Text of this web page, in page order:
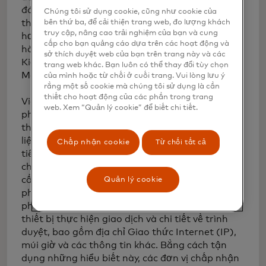
đáng kể mà thanh toán liền mạch mang lại
thông qua tỷ lệ yêu cầu xác thực bổ sung thấp
hơn khi cả đơn vị chấp nhận thẻ, tổ chức phát
hành và Access Control Server (ACS - Máy chủ
Kiểm soát Truy cập) của họ đều hỗ trợ EMV 3DS
Method URL.
Việc sử dụng URL Phương thức EMV 3DS cho
phép ACS cung cấp cho các đơn vị chấp nhận
thẻ một đoạn mã để thu thập một tập hợp dữ
liệu phong phú hơn so với các chi tiết giao dịch
tiêu chuẩn. Những dữ liệu này có thể giúp tổ
chức phát hành thẻ xác định xem có nên gửi yêu
cầu xác nhận danh tính cho chủ thẻ hay cho
phép giao dịch diễn ra suôn sẻ. Những dữ liệu
phong phú này bao gồm thông tin lịch sử về
thiết bị thực hiện giao dịch và chi tiết về trình
duyệt, bao gồm địa chỉ Giao thức Internet (IP),
múi giờ và các thông tin khác. Bằng cách tận
dụng những hiểu biết này, các đơn vị chấp nhận
Chúng tôi sử dụng cookie, cũng như cookie của
bên thứ ba, để cải thiện trang web, đo lượng khách
truy cập, nâng cao trải nghiệm của bạn và cung
cấp cho bạn quảng cáo dựa trên các hoạt động và
sở thích duyệt web của bạn trên trang này và các
trang web khác. Bạn luôn có thể thay đổi tùy chọn
của mình hoặc từ chối ở cuối trang. Vui lòng lưu ý
rằng một số cookie mà chúng tôi sử dụng là cần
thiết cho hoạt động của các phần trong trang
web. Xem “Quản lý cookie” để biết chi tiết.
Chấp nhận cookie Từ chối tất cả
Quản lý cookie